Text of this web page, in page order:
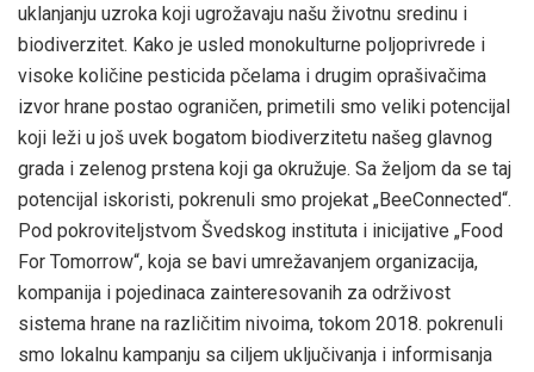
uklanjanju uzroka koji ugrožavaju našu životnu sredinu i
biodiverzitet. Kako je usled monokulturne poljoprivrede i
visoke količine pesticida pčelama i drugim oprašivačima
izvor hrane postao ograničen, primetili smo veliki potencijal
koji leži u još uvek bogatom biodiverzitetu našeg glavnog
grada i zelenog prstena koji ga okružuje. Sa željom da se taj
potencijal iskoristi, pokrenuli smo projekat „BeeConnected“.
Pod pokroviteljstvom Švedskog instituta i inicijative „Food
For Tomorrow“, koja se bavi umrežavanjem organizacija,
kompanija i pojedinaca zainteresovanih za održivost
sistema hrane na različitim nivoima, tokom 2018. pokrenuli
smo lokalnu kampanju sa ciljem uključivanja i informisanja